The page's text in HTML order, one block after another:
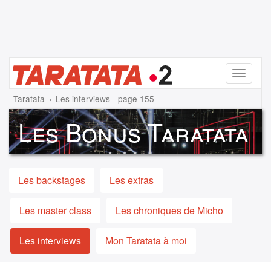
Menu
Taratata Les interviews - page 155
Les Bonus Taratata
Les backstages Les extras
Les master class Les chroniques de Micho
Les interviews Mon Taratata à moi